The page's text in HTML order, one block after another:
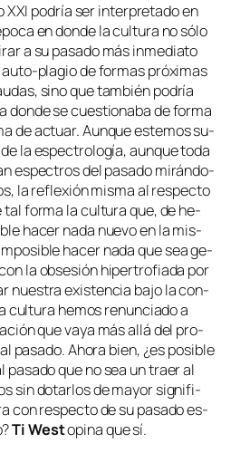
XXI po­dría ser in­ter­pre­ta­do en
en don­de la cul­tu­ra no só­lo
a su pa­sa­do más in­me­dia­to
plagio de for­mas pró­xi­mas
sino que tam­bién po­dría
don­de se cues­tio­na­ba de for­ma
de ac­tuar. Aunque es­te­mos su­
la es­pec­tro­lo­gía, aun­que to­da
es­pec­tros del pa­sa­do mi­rán­do­
la re­fle­xión mis­ma al res­pec­to
tal for­ma la cul­tu­ra que, de he­
ha­cer na­da nue­vo en la mis­
ha­cer na­da que sea ge­
la ob­se­sión hi­per­tro­fia­da por
nues­tra exis­ten­cia ba­jo la con­
cul­tu­ra he­mos re­nun­cia­do a
que va­ya más allá del pro­
pa­sa­do. Ahora bien, ¿es po­si­ble
pa­sa­do que no sea un traer al
sin do­tar­los de ma­yor sig­ni­fi­
con res­pec­to de su pa­sa­do es­
Ti Westopi­na que sí.